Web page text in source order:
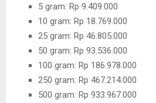
5 gram: Rp 9.409.000
10 gram: Rp 18.769.000
25 gram: Rp 46.805.000
50 gram: Rp 93.536.000
100 gram: Rp 186.978.000
250 gram: Rp 467.214.000
500 gram: Rp 933.967.000